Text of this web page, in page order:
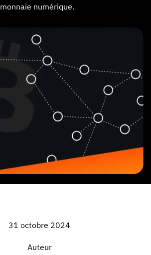
monnaie numérique.
31 octobre 2024
Auteur